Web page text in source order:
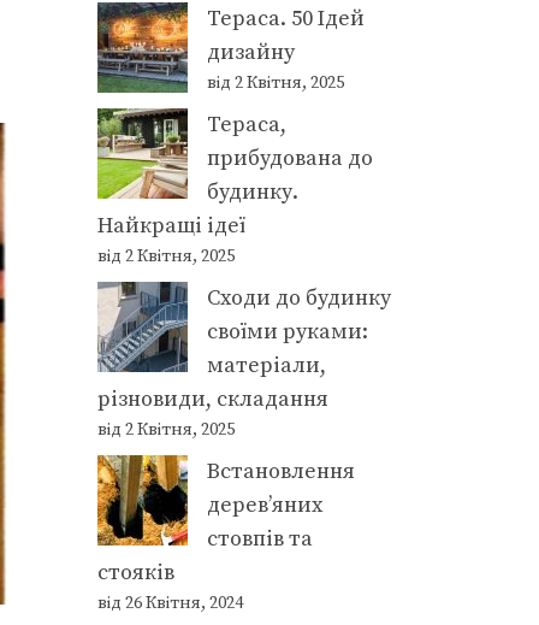
Тераса. 50 Ідей
дизайну
від 2 Квітня, 2025
Тераса,
прибудована до
будинку.
Найкращі ідеї
від 2 Квітня, 2025
Сходи до будинку
своїми руками:
матеріали,
різновиди, складання
від 2 Квітня, 2025
Встановлення
дерев’яних
стовпів та
стояків
від 26 Квітня, 2024